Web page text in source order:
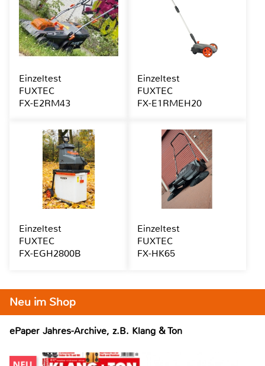
Neu im Shop
ePaper Jahres-Archive, z.B. Klang & Ton
Einzeltest
FUXTEC
FX-E2RM43
Einzeltest
FUXTEC
FX-E1RMEH20
Einzeltest
FUXTEC
FX-EGH2800B
Einzeltest
FUXTEC
FX-HK65